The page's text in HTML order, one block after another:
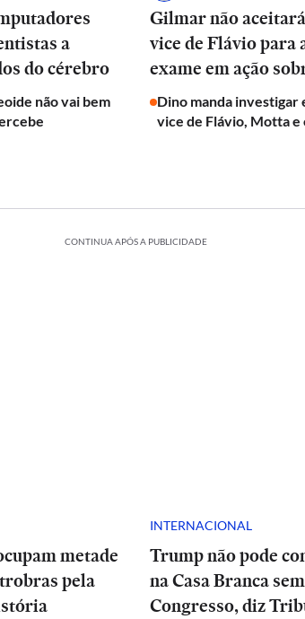
a
do cérebro
não vai bem
Gilmar não
vice de Flávio para
exame em ação
Dino manda investigar
vice de Flávio, Motta e
CONTINUA APÓS A PUBLICIDADE
metade
pela
INTERNACIONAL
Trump não pode
na Casa Branca
Congresso, diz